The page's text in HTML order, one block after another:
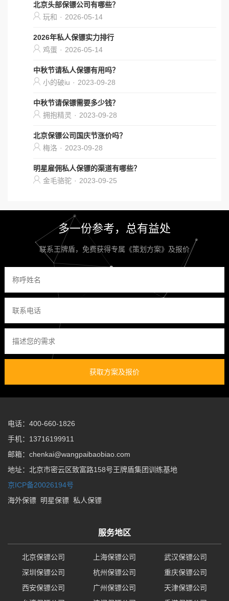
北京头部保镖公司有哪些？
玩和 · 2026-05-14
2026年私人保镖实力排行
鸡蛋 · 2026-05-14
中秋节请私人保镖有用吗？
小的破iu · 2023-09-28
中秋节请保镖需要多少钱？
拥抱精灵 · 2023-09-28
北京保镖公司国庆节涨价吗？
梅洛 · 2023-09-28
明星雇佣私人保镖的渠道有哪些？
金毛骆驼 · 2023-09-25
多一份参考，总有益处
联系王牌盾，免费获得专属《策划方案》及报价
获取方案及报价
电话：400-660-1826
手机：13716199911
邮箱：chenkai@wangpaibaobiao.com
地址：北京市密云区致富路158号王牌盾集团训练基地
京ICP备20026194号
海外保镖
明星保镖 私人保镖
服务地区
北京保镖公司 上海保镖公司
武汉保镖公司
深圳保镖公司
杭州保镖公司
重庆保镖公司
西安保镖公司
广州保镖公司
天津保镖公司